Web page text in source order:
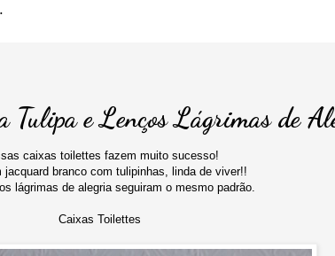
Tulipa e Lenços Lágrimas de
caixas toilettes fazem muito sucesso!
jacquard branco com tulipinhas, linda de viver!!
lágrimas de alegria seguiram o mesmo padrão.
Caixas Toilettes